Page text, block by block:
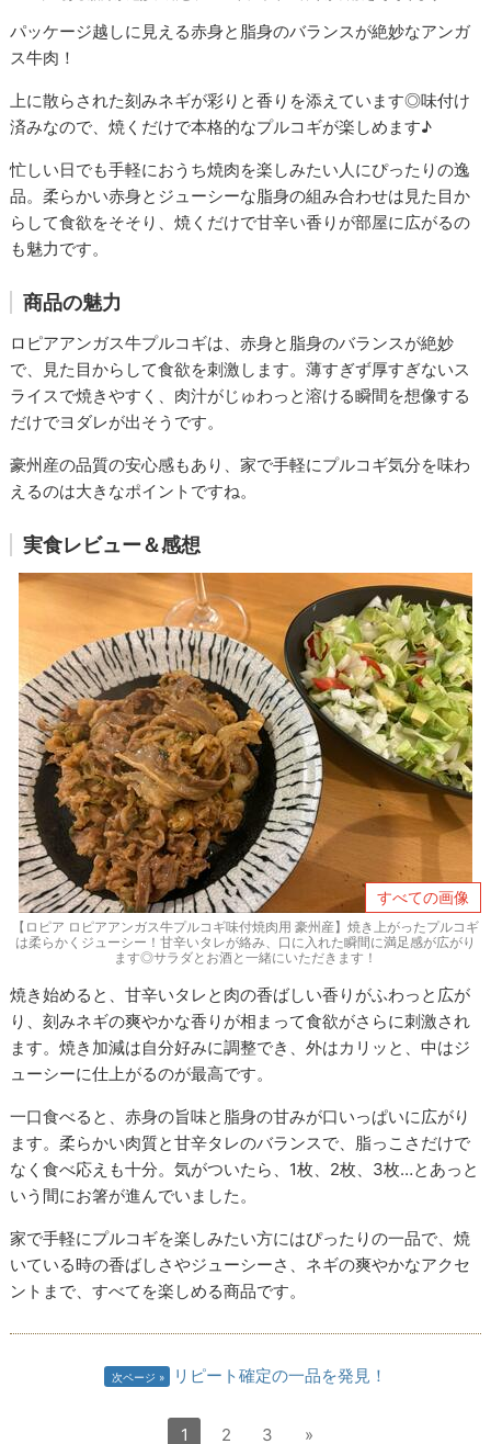
パッケージ越しに見える赤身と脂身のバランスが絶妙なアンガ
ス牛肉！
上に散らされた刻みネギが彩りと香りを添えています◎味付け
済みなので、焼くだけで本格的なプルコギが楽しめます♪
忙しい日でも手軽におうち焼肉を楽しみたい人にぴったりの逸
品。柔らかい赤身とジューシーな脂身の組み合わせは見た目か
らして食欲をそそり、焼くだけで甘辛い香りが部屋に広がるの
も魅力です。
商品の魅力
ロピアアンガス牛プルコギは、赤身と脂身のバランスが絶妙
で、見た目からして食欲を刺激します。薄すぎず厚すぎないス
ライスで焼きやすく、肉汁がじゅわっと溶ける瞬間を想像する
だけでヨダレが出そうです。
豪州産の品質の安心感もあり、家で手軽にプルコギ気分を味わ
えるのは大きなポイントですね。
実食レビュー＆感想
すべての画像
【ロピア ロピアアンガス牛プルコギ味付焼肉用 豪州産】焼き上がったプルコギ
は柔らかくジューシー！甘辛いタレが絡み、口に入れた瞬間に満足感が広がり
ます◎サラダとお酒と一緒にいただきます！
焼き始めると、甘辛いタレと肉の香ばしい香りがふわっと広が
り、刻みネギの爽やかな香りが相まって食欲がさらに刺激され
ます。焼き加減は自分好みに調整でき、外はカリッと、中はジ
ューシーに仕上がるのが最高です。
一口食べると、赤身の旨味と脂身の甘みが口いっぱいに広がり
ます。柔らかい肉質と甘辛タレのバランスで、脂っこさだけで
なく食べ応えも十分。気がついたら、1枚、2枚、3枚…とあっと
いう間にお箸が進んでいました。
家で手軽にプルコギを楽しみたい方にはぴったりの一品で、焼
いている時の香ばしさやジューシーさ、ネギの爽やかなアクセ
ントまで、すべてを楽しめる商品です。
次ページ リピート確定の一品を発見！
1 2 3 »